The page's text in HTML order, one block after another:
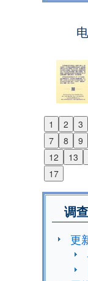
1 2 3
7
8 9
12
13
17
Previous
Next
调
更